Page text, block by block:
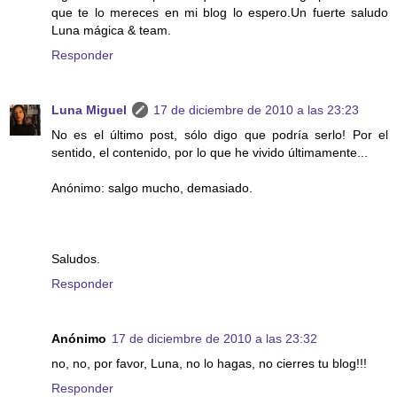
que te lo mereces en mi blog lo espero.Un fuerte saludo
Luna mágica & team.
Responder
Luna Miguel
17 de diciembre de 2010 a las 23:23
No es el último post, sólo digo que podría serlo! Por el
sentido, el contenido, por lo que he vivido últimamente...
Anónimo: salgo mucho, demasiado.
Saludos.
Responder
Anónimo 17 de diciembre de 2010 a las 23:32
no, no, por favor, Luna, no lo hagas, no cierres tu blog!!!
Responder